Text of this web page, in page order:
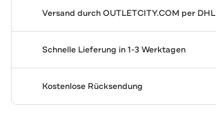
Versand durchOUTLETCITY.COM per DHL
Schnelle Lieferung in 1-3 Werktagen
Kostenlose Rücksendung